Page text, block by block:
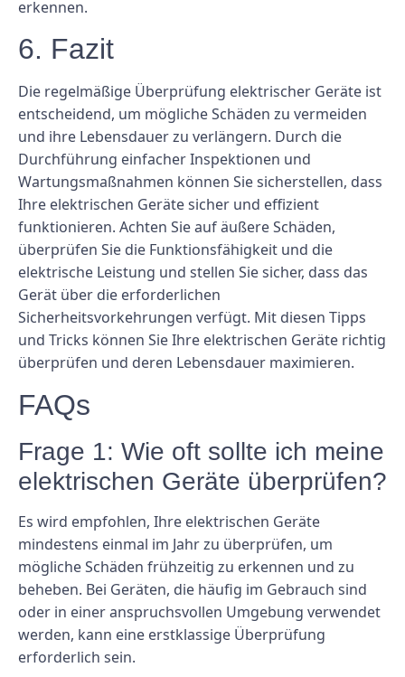
erkennen.
6. Fazit
Die regelmäßige Überprüfung elektrischer Geräte ist
entscheidend, um mögliche Schäden zu vermeiden
und ihre Lebensdauer zu verlängern. Durch die
Durchführung einfacher Inspektionen und
Wartungsmaßnahmen können Sie sicherstellen, dass
Ihre elektrischen Geräte sicher und effizient
funktionieren. Achten Sie auf äußere Schäden,
überprüfen Sie die Funktionsfähigkeit und die
elektrische Leistung und stellen Sie sicher, dass das
Gerät über die erforderlichen
Sicherheitsvorkehrungen verfügt. Mit diesen Tipps
und Tricks können Sie Ihre elektrischen Geräte richtig
überprüfen und deren Lebensdauer maximieren.
FAQs
Frage 1: Wie oft sollte ich meine
elektrischen Geräte überprüfen?
Es wird empfohlen, Ihre elektrischen Geräte
mindestens einmal im Jahr zu überprüfen, um
mögliche Schäden frühzeitig zu erkennen und zu
beheben. Bei Geräten, die häufig im Gebrauch sind
oder in einer anspruchsvollen Umgebung verwendet
werden, kann eine erstklassige Überprüfung
erforderlich sein.